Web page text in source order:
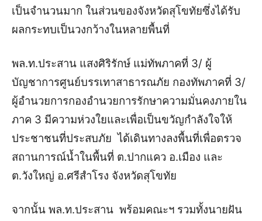
เป็นจำนวนมาก ในส่วนของจังหวัดสุโขทัยซึ่งได้รับ
ผลกระทบเป็นวงกว้างในหลายพื้นที่
พล.ท.ประสาน แสงศิริรักษ์ แม่ทัพภาคที่ 3/ ผู้
บัญชาการศูนย์บรรเทาสาธารณภัย กองทัพภาคที่ 3/
ผู้อำนวยการกองอำนวยการรักษาความมั่นคงภายใน
ภาค 3 มีความห่วงใยและเพื่อเป็นขวัญกำลังใจให้
ประชาชนที่ประสบภัย ได้เดินทางลงพื้นที่เพื่อตรวจ
สถานการณ์น้ำในพื้นที่ ต.ปากแคว อ.เมือง และ
ต.วังใหญ่ อ.ศรีสำโรง จังหวัดสุโขทัย
จากนั้น พล.ท.ประสาน พร้อมคณะฯ รวมทั้งนายฝัน